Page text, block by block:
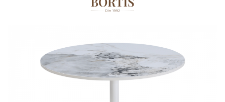
Comode lux-ultramoderne
Fotolii extensibile
Masute de cafea